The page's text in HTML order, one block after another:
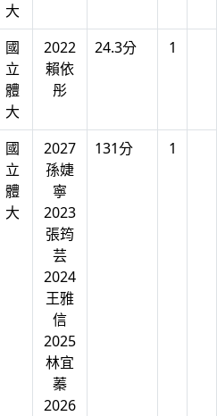
大
國
立
體
大
2022
賴依
彤
24.3分 1
國
立
體
大
2027
孫婕
寧
2023
張筠
芸
2024
王雅
信
2025
林宜
蓁
2026
131分 1